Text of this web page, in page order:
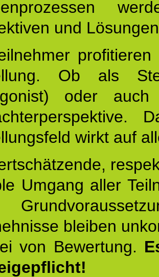
und
Ob als
oder
wirkt auf
Umgang aller
bleiben
von Bewertung.